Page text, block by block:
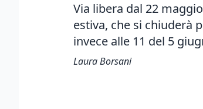
Via libera dal 22
estiva, che si chiuderà
invece alle 11 del 5
Laura Borsani